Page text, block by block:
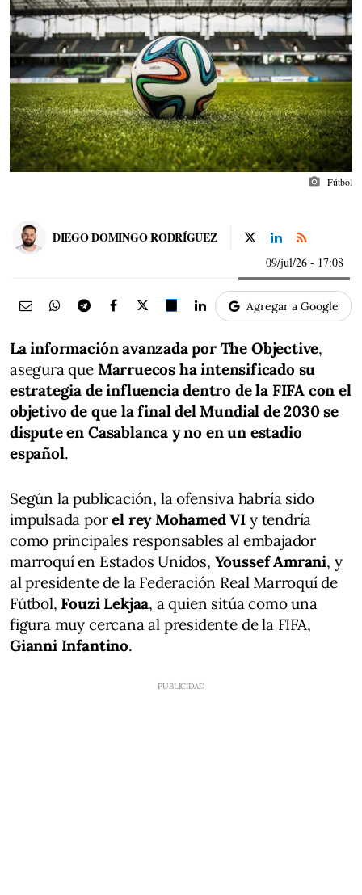
photo_camera Fútbol
DIEGO DOMINGO RODRÍGUEZ
09/jul/26 - 17:08
Agregar a Google
La información avanzada por The Objective,
asegura que Marruecos ha intensificado su
estrategia de influencia dentro de la FIFA con el
objetivo de que la final del Mundial de 2030 se
dispute en Casablanca y no en un estadio
español.
Según la publicación, la ofensiva habría sido
impulsada porel rey Mohamed VI y tendría
como principales responsables al embajador
marroquí en Estados Unidos, Youssef Amrani, y
al presidente de la Federación Real Marroquí de
Fútbol, Fouzi Lekjaa, a quien sitúa como una
figura muy cercana al presidente de la FIFA,
Gianni Infantino.